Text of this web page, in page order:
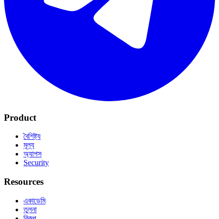
Product
বৈশিষ্ট্য
মূল্য
অ্যাপস
Security
Resources
একাডেমি
তুলনা